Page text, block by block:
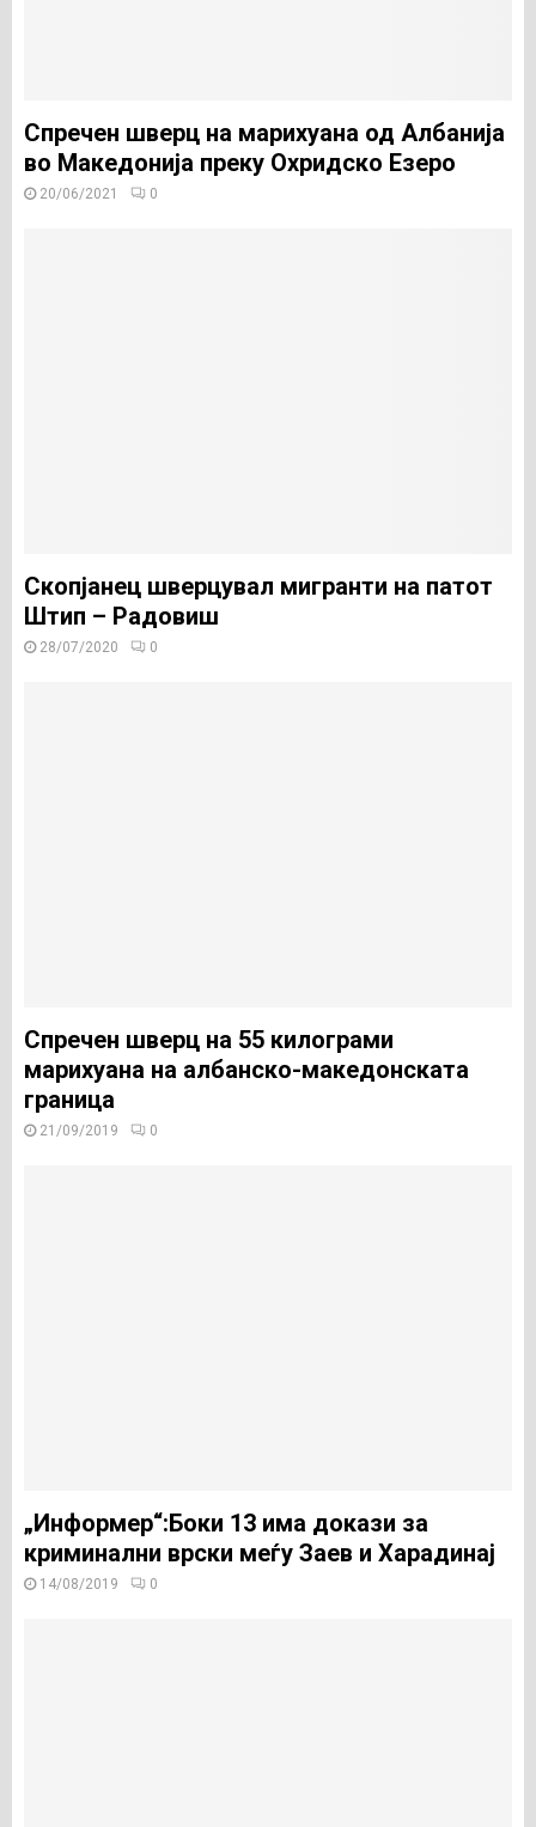
Спречен шверц на марихуана од Албанија
во Македонија преку Охридско Езеро
20/06/2021 0
Скопјанец шверцувал мигранти на патот
Штип – Радовиш
28/07/2020 0
Спречен шверц на 55 килограми
марихуана на албанско-македонската
граница
21/09/2019 0
„Информер“:Боки 13 има докази за
криминални врски меѓу Заев и Харадинај
14/08/2019 0